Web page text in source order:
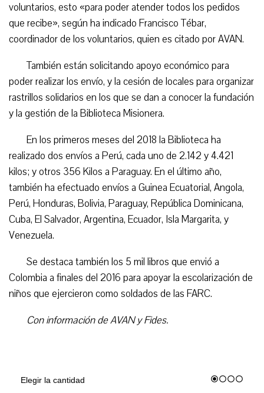
voluntarios, esto «para poder atender todos los pedidos
que recibe», según ha indicado Francisco Tébar,
coordinador de los voluntarios, quien es citado por AVAN.
También están solicitando apoyo económico para
poder realizar los envío, y la cesión de locales para organizar
rastrillos solidarios en los que se dan a conocer la fundación
y la gestión de la Biblioteca Misionera.
En los primeros meses del 2018 la Biblioteca ha
realizado dos envíos a Perú, cada uno de 2.142 y 4.421
kilos; y otros 356 Kilos a Paraguay. En el último año,
también ha efectuado envíos a Guinea Ecuatorial, Angola,
Perú, Honduras, Bolivia, Paraguay, República Dominicana,
Cuba, El Salvador, Argentina, Ecuador, Isla Margarita, y
Venezuela.
Se destaca también los 5 mil libros que envió a
Colombia a finales del 2016 para apoyar la escolarización de
niños que ejercieron como soldados de las FARC.
Con información de AVAN y Fides.